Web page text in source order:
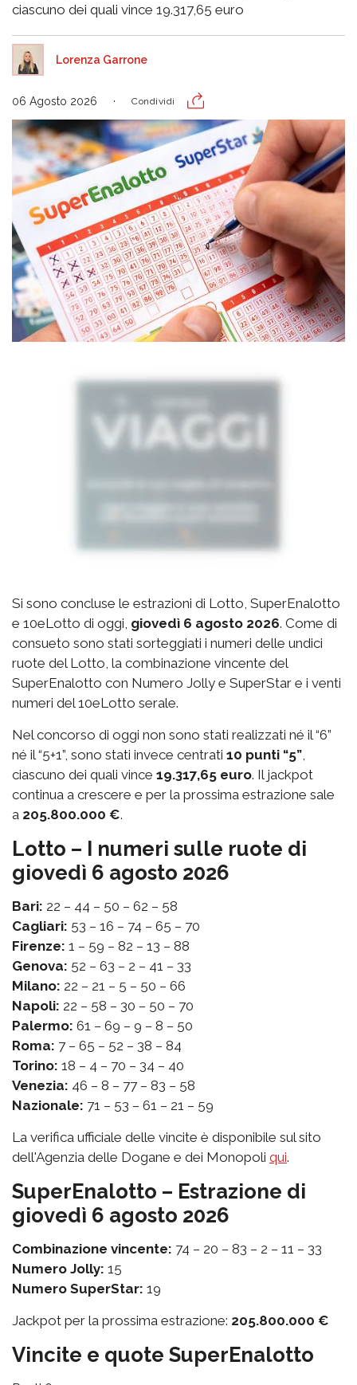
ciascuno dei quali vince 19.317,65 euro
Lorenza Garrone
06 Agosto 2026 Condividi
Si sono concluse le estrazioni di Lotto, SuperEnalotto
e 10eLotto di oggi, giovedì 6 agosto 2026. Come di
consueto sono stati sorteggiati i numeri delle undici
ruote del Lotto, la combinazione vincente del
SuperEnalotto con Numero Jolly e SuperStar e i venti
numeri del 10eLotto serale.
Nel concorso di oggi non sono stati realizzati né il “6”
né il “5+1”, sono stati invece centrati 10 punti “5”,
ciascuno dei quali vince 19.317,65 euro. Il jackpot
continua a crescere e per la prossima estrazione sale
a 205.800.000 €.
Lotto – I numeri sulle ruote di
giovedì 6 agosto 2026
Bari: 22 – 44 – 50 – 62 – 58
Cagliari: 53 – 16 – 74 – 65 – 70
Firenze: 1 – 59 – 82 – 13 – 88
Genova: 52 – 63 – 2 – 41 – 33
Milano: 22 – 21 – 5 – 50 – 66
Napoli: 22 – 58 – 30 – 50 – 70
Palermo: 61 – 69 – 9 – 8 – 50
Roma: 7 – 65 – 52 – 38 – 84
Torino: 18 – 4 – 70 – 34 – 40
Venezia: 46 – 8 – 77 – 83 – 58
Nazionale: 71 – 53 – 61 – 21 – 59
La verifica ufficiale delle vincite è disponibile sul sito
dell'Agenzia delle Dogane e dei Monopoli qui.
SuperEnalotto – Estrazione di
giovedì 6 agosto 2026
Combinazione vincente: 74 – 20 – 83 – 2 – 11 – 33
Numero Jolly: 15
Numero SuperStar: 19
Jackpot per la prossima estrazione: 205.800.000 €
Vincite e quote SuperEnalotto